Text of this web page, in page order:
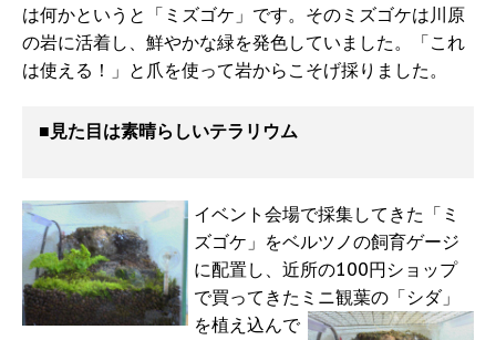
は何かというと「ミズゴケ」です。そのミズゴケは川原
の岩に活着し、鮮やかな緑を発色していました。「これ
は使える！」と爪を使って岩からこそげ採りました。
■見た目は素晴らしいテラリウム
イベント会場で採集してきた「ミ
ズゴケ」をベルツノの飼育ゲージ
に配置し、近所の100円ショップ
で買ってきたミニ観葉の「シダ」
を植え込んで